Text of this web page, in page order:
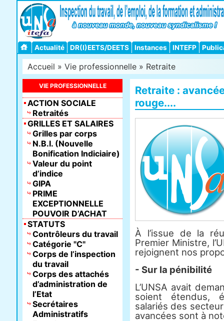
Actualité DR(I)EETS/DEETS Instances INTEFP
Accueil » Vie professionnelle » Retraite
Retraite :
rouge....
À l’issue de la
Premier Ministre,
rejoignent nos
- Sur la pénibilité
L’UNSA avait
soient étendus,
salariés des
avancées sont à
VIE PROFESSIONNELLE
ACTION SOCIALE
Retraités
GRILLES ET SALAIRES
Grilles par corps
N.B.I. (Nouvelle
Bonification Indiciaire)
Valeur du point
d’indice
GIPA
PRIME
EXCEPTIONNELLE
POUVOIR D’ACHAT
STATUTS
Contrôleurs du travail
Catégorie "C"
Corps de l’inspection
du travail
Corps des attachés
d’administration de
l’Etat
Secrétaires
Administratifs